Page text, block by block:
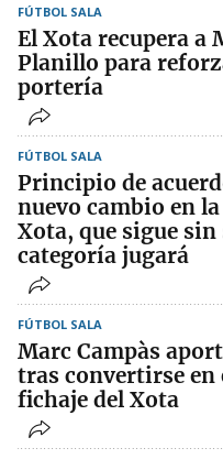
FÚTBOL SALA
El Xota recupera a
Planillo para
portería
FÚTBOL SALA
Principio de
nuevo cambio en
Xota, que sigue sin
categoría jugará
FÚTBOL SALA
Marc Campàs
tras convertirse en
fichaje del Xota